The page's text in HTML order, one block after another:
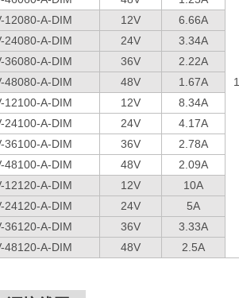
12080-A-DIM 12V 6.66A
24080-A-DIM 24V
3.34A
36080-A-DIM
36V
2.22A
48080-A-DIM
48V 1.67A
12100-A-DIM 12V 8.34A
24100-A-DIM 24V
4.17A
36100-A-DIM
36V
2.78A
48100-A-DIM
48V 2.09A
12120-A-DIM 12V 10A
24120-A-DIM 24V
5A
36120-A-DIM
36V
3.33A
48120-A-DIM
48V 2.5A